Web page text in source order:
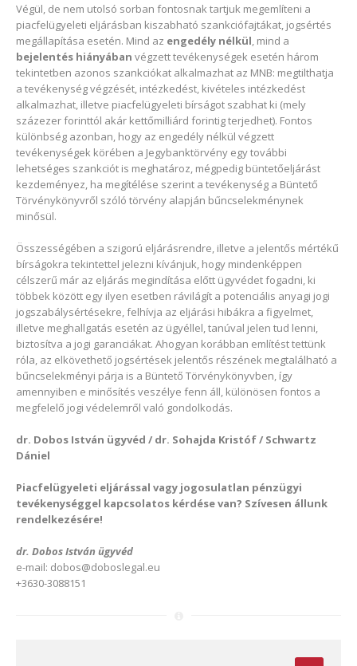
Végül, de nem utolsó sorban fontosnak tartjuk megemlíteni a
piacfelügyeleti eljárásban kiszabható szankciófajtákat, jogsértés
megállapítása esetén. Mind az engedély nélkül, mind a
bejelentés hiányában végzett tevékenységek esetén három
tekintetben azonos szankciókat alkalmazhat az MNB: megtilthatja
a tevékenység végzését, intézkedést, kivételes intézkedést
alkalmazhat, illetve piacfelügyeleti bírságot szabhat ki (mely
százezer forinttól akár kettőmilliárd forintig terjedhet). Fontos
különbség azonban, hogy az engedély nélkül végzett
tevékenységek körében a Jegybanktörvény egy további
lehetséges szankciót is meghatároz, mégpedig büntetőeljárást
kezdeményez, ha megítélése szerint a tevékenység a Büntető
Törvénykönyvről szóló törvény alapján bűncselekménynek
minősül.
Összességében a szigorú eljárásrendre, illetve a jelentős mértékű
bírságokra tekintettel jelezni kívánjuk, hogy mindenképpen
célszerű már az eljárás megindítása előtt ügyvédet fogadni, ki
többek között egy ilyen esetben rávilágít a potenciális anyagi jogi
jogszabálysértésekre, felhívja az eljárási hibákra a figyelmet,
illetve meghallgatás esetén az ügyéllel, tanúval jelen tud lenni,
biztosítva a jogi garanciákat. Ahogyan korábban említést tettünk
róla, az elkövethető jogsértések jelentős részének megtalálható a
bűncselekményi párja is a Büntető Törvénykönyvben, így
amennyiben e minősítés veszélye fenn áll, különösen fontos a
megfelelő jogi védelemről való gondolkodás.
dr. Dobos István ügyvéd / dr. Sohajda Kristóf / Schwartz
Dániel
Piacfelügyeleti eljárással vagy jogosulatlan pénzügyi
tevékenységgel kapcsolatos kérdése van? Szívesen állunk
rendelkezésére!
dr. Dobos István ügyvéd
e-mail: dobos@doboslegal.eu
+3630-3088151